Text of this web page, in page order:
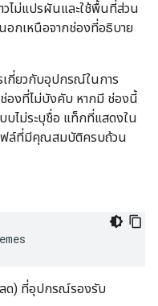
วไม่แปรผันและใช้พื้นที่ส่วน
อกเหนือจากช่องที่อธิบาย
เกี่ยวกับอุปกรณ์ในการ
องที่ไม่บังคับ หากมี ช่องนี้
บไม่ระบุชื่อ แท็กที่แสดงใน
ไฟล์ที่มีคุณสมบัติครบถ้วน
ลด) ที่อุปกรณ์รองรับ